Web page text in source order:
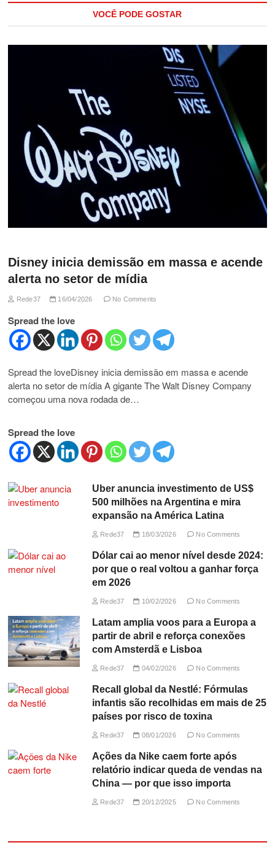
VOCÊ PODE GOSTAR
Disney inicia demissão em massa e acende
alerta no setor de mídia
Rede37 16/04/2026 No Comments
Spread the love
Spread the loveDisney inicia demissão em massa e acende
alerta no setor de mídia A gigante The Walt Disney Company
começou uma nova rodada de…
Spread the love
Uber anuncia investimento de US$
500 milhões na Argentina e mira
expansão na América Latina
Rede37 18/03/2026 No Comments
Dólar cai ao menor nível desde 2024:
por que o real voltou a ganhar força
em 2026
Rede37 10/02/2026 No Comments
Latam amplia voos para a Europa a
partir de abril e reforça conexões
com Amsterdã e Lisboa
Rede37 04/02/2026 No Comments
Recall global da Nestlé: Fórmulas
infantis são recolhidas em mais de 25
países por risco de toxina
Rede37 08/01/2026 No Comments
Ações da Nike caem forte após
relatório indicar queda de vendas na
China — por que isso importa
Rede37 20/12/2025 No Comments